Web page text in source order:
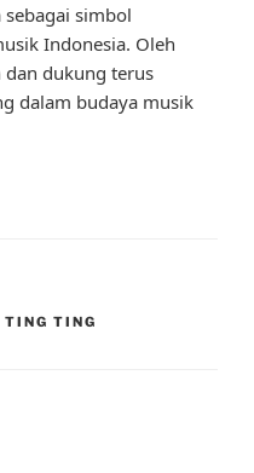
simbol
Indonesia. Oleh
dukung terus
dalam budaya musik
TING